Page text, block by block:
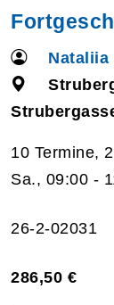
Nataliia
10 Termine,
Sa., 09:00 -
26-2-02031
286,50 €